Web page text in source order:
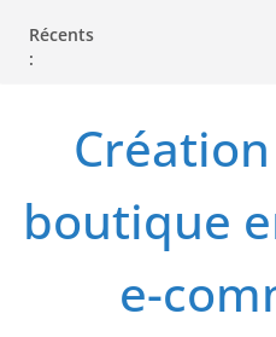
Récents
:
boutique
e-